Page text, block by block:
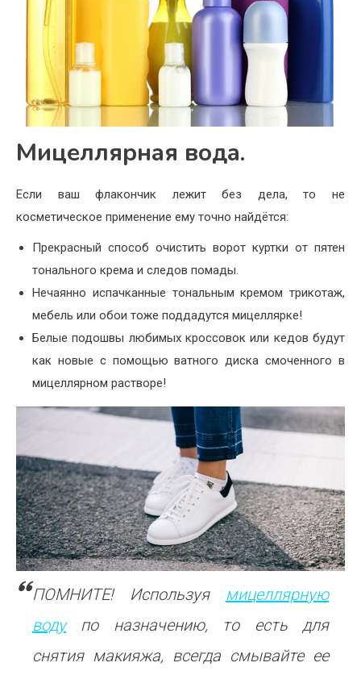
Мицеллярная вода.
Если ваш флакончик лежит без дела, то не
косметическое применение ему точно найдётся:
Прекрасный способ очистить ворот куртки от пятен
тонального крема и следов помады.
Нечаянно испачканные тональным кремом трикотаж,
мебель или обои тоже поддадутся мицеллярке!
Белые подошвы любимых кроссовок или кедов будут
как новые с помощью ватного диска смоченного в
мицеллярном растворе!
ПОМНИТЕ! Используя мицеллярную
водупо назначению, то есть для
снятия макияжа, всегда смывайте ее